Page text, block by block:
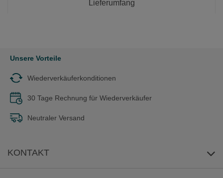
Lieferumfang
Unsere Vorteile
Wiederverkäuferkonditionen
30 Tage Rechnung für Wiederverkäufer
Neutraler Versand
KONTAKT